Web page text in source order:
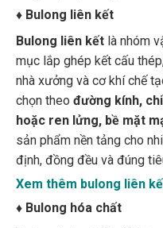
mục lắp ghép kết cấu
nhà xưởng và cơ khí chế
chọn theo đường kính,
hoặc ren lửng, bề mặt
sản phẩm nền tảng cho
định, đồng đều và đúng
Xem thêm bulong liên kết
Bulong hóa chất